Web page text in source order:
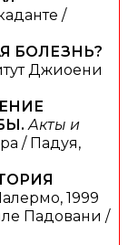
/
БОЛЕЗНЬ?
Джиоени
Акты и
/ Падуя,
1999
Падовани /